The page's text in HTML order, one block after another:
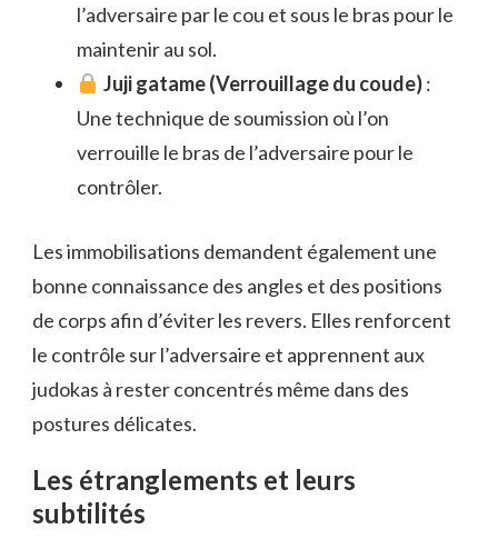
l’adversaire par le cou et sous le bras pour le
maintenir au sol.
Juji gatame (Verrouillage du coude):
Une technique de soumission où l’on
verrouille le bras de l’adversaire pour le
contrôler.
Les immobilisations demandent également une
bonne connaissance des angles et des positions
de corps afin d’éviter les revers. Elles renforcent
le contrôle sur l’adversaire et apprennent aux
judokas à rester concentrés même dans des
postures délicates.
Les étranglements et leurs
subtilités